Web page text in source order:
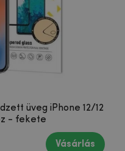
üveg iPhone 12/12
- fekete
Vásárlás